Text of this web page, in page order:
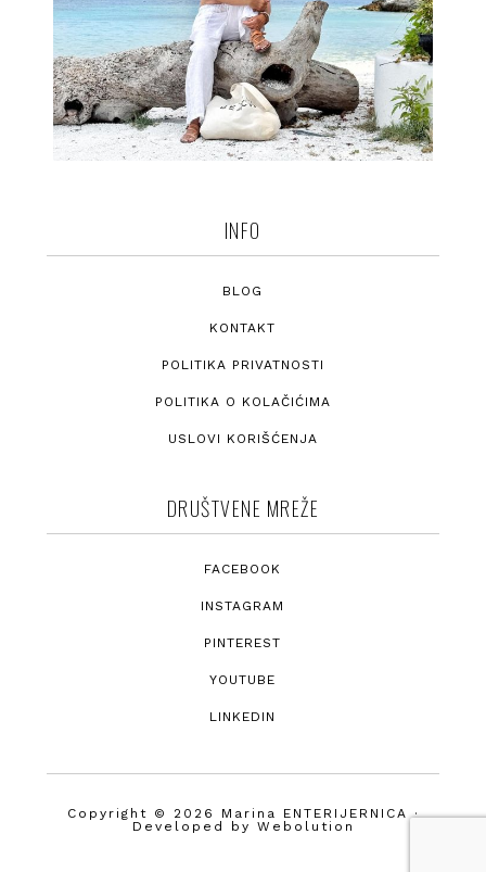
INFO
BLOG
KONTAKT
POLITIKA PRIVATNOSTI
POLITIKA O KOLAČIĆIMA
USLOVI KORIŠĆENJA
DRUŠTVENE MREŽE
FACEBOOK
INSTAGRAM
PINTEREST
YOUTUBE
LINKEDIN
Copyright © 2026 Marina ENTERIJERNICA ·
Developed by Webolution